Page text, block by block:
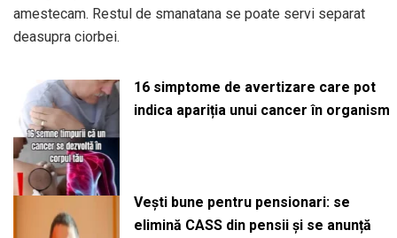
amestecam. Restul de smanatana se poate servi separat
deasupra ciorbei.
16 simptome de avertizare care pot
indica apariția unui cancer în organism
Vești bune pentru pensionari: se
elimină CASS din pensii și se anunță